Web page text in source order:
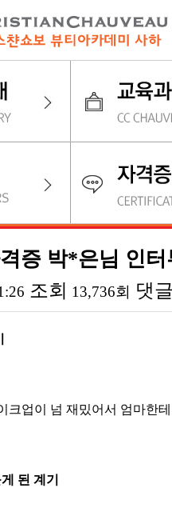
증 박*은님 인
조회 13,736회 댓
크업이 넘 재밌어서 엄마한
된 계기